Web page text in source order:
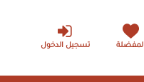
تسجيل الدخول